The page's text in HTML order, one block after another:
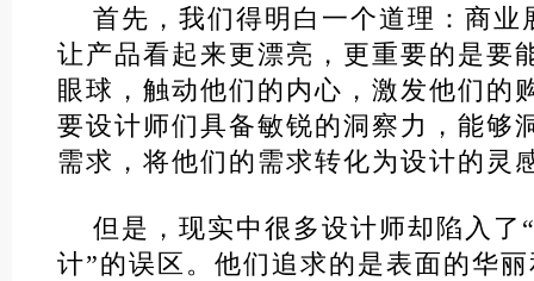
首先，我们得明白一个道理：商业
让产品看起来更漂亮，更重要的是要
眼球，触动他们的内心，激发他们的
要设计师们具备敏锐的洞察力，能够
需求，将他们的需求转化为设计的灵
但是，现实中很多设计师却陷入了
计”的误区。他们追求的是表面的华